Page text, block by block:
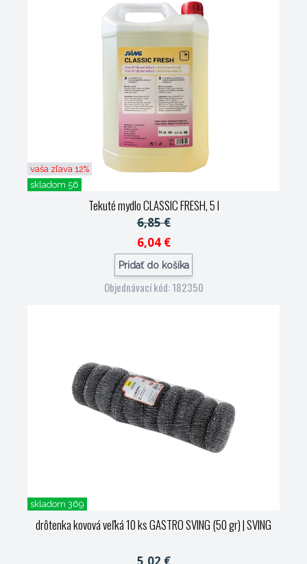
vaša zľava 12%
skladom 56
Tekuté mydlo CLASSIC FRESH, 5 l
6,85 €
6,04 €
Pridať do košíka
Objednávací kód: 182350
skladom 369
drôtenka kovová veľká 10 ks GASTRO SVING (50 gr)| SVING